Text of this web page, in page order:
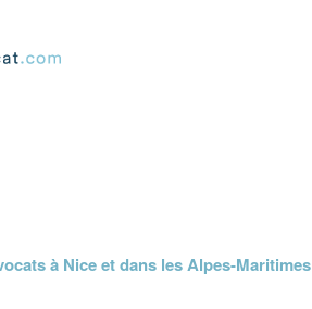
à Nice et dans les Alpes-Maritimes